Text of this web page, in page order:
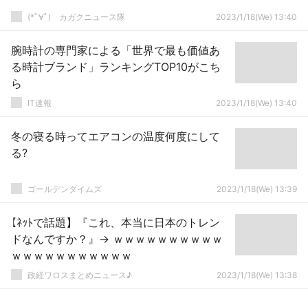
(*ﾟ∀ﾟ)ゞカガクニュース隊 2023/1/18(We) 13:40
腕時計の専門家による「世界で最も価値あ
る時計ブランド」ランキングTOP10がこち
ら
IT速報 2023/1/18(We) 13:40
冬の寝る時ってエアコンの温度何度にして
る?
ゴールデンタイムズ 2023/1/18(We) 13:39
【ﾈｯﾄで話題】『これ、本当に日本のトレン
ドなんですか？』→ ｗｗｗｗｗｗｗｗｗｗ
ｗｗｗｗｗｗｗｗｗｗｗ
政経ワロスまとめニュース♪ 2023/1/18(We) 13:38